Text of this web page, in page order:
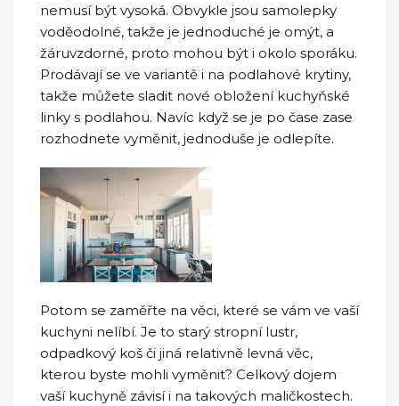
nemusí být vysoká. Obvykle jsou samolepky
voděodolné, takže je jednoduché je omýt, a
žáruvzdorné, proto mohou být i okolo sporáku.
Prodávají se ve variantě i na podlahové krytiny,
takže můžete sladit nové obložení kuchyňské
linky s podlahou. Navíc když se je po čase zase
rozhodnete vyměnit, jednoduše je odlepíte.
Potom se zaměřte na věci, které se vám ve vaší
kuchyni nelíbí. Je to starý stropní lustr,
odpadkový koš či jiná relativně levná věc,
kterou byste mohli vyměnit? Celkový dojem
vaší kuchyně závisí i na takových maličkostech.